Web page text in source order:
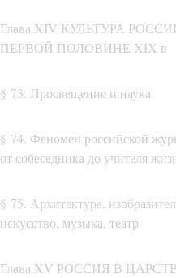
Глава XIV КУЛЬТУРА
ПЕРВОЙ ПОЛОВИНЕ XIX в
§ 73. Просвещение и наука
§ 74. Феномен российской
от собеседника до учителя
§ 75. Архитектура,
искусство, музыка, театр
Глава XV РОССИЯ В